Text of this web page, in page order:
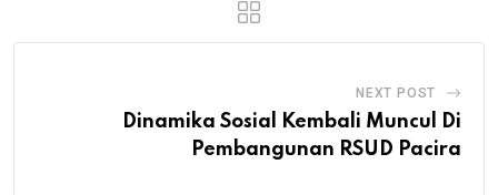
NEXT POST
Dinamika Sosial Kembali Muncul Di
Pembangunan RSUD Pacira